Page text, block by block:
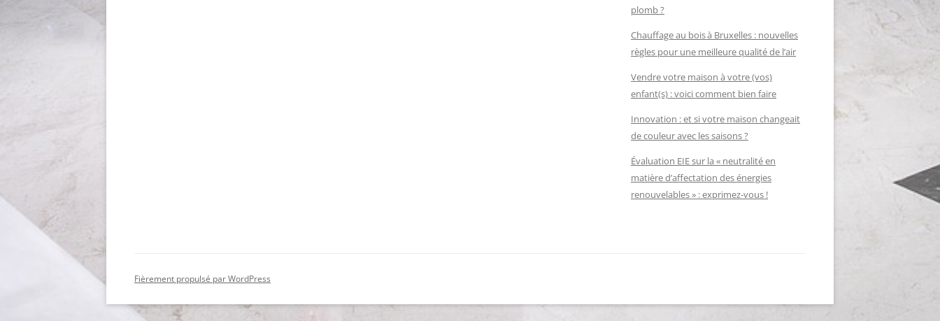
plomb ?
Chauffage au bois à Bruxelles : nouvelles
règles pour une meilleure qualité de l’air
Vendre votre maison à votre (vos)
enfant(s) : voici comment bien faire
Innovation : et si votre maison changeait
de couleur avec les saisons ?
Évaluation EIE sur la « neutralité en
matière d’affectation des énergies
renouvelables » : exprimez-vous !
Fièrement propulsé par WordPress